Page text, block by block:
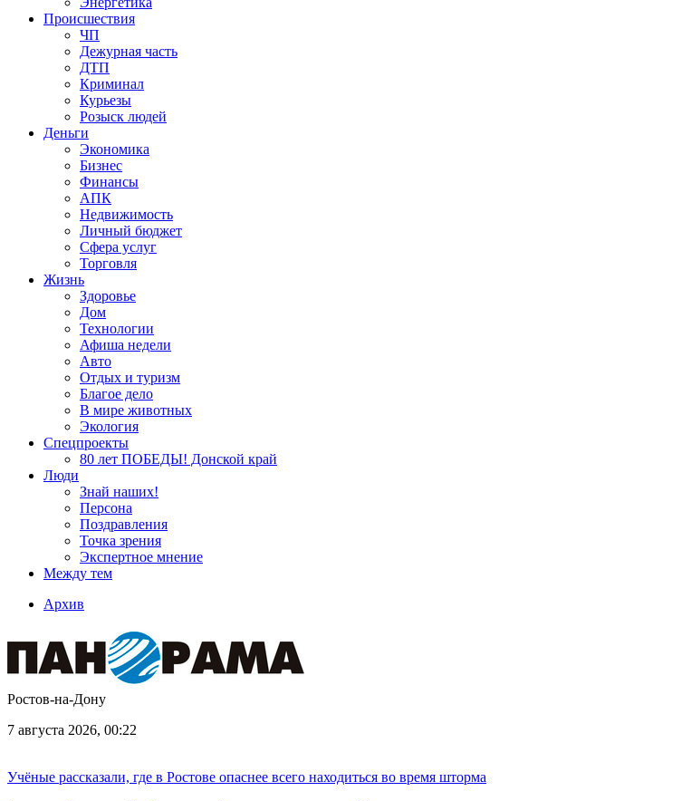
Происшествия
ЧП
Дежурная часть
ДТП
Криминал
Курьезы
Розыск людей
Деньги
Экономика
Бизнес
Финансы
АПК
Недвижимость
Личный бюджет
Сфера услуг
Торговля
Жизнь
Здоровье
Дом
Технологии
Афиша недели
Авто
Отдых и туризм
Благое дело
В мире животных
Экология
Спецпроекты
80 лет ПОБЕДЫ! Донской край
Люди
Знай наших!
Персона
Поздравления
Точка зрения
Экспертное мнение
Между тем
Архив
Ростов-на-Дону
7 августа 2026, 00:22
Учёные рассказали, где в Ростове опаснее всего находиться во время шторма